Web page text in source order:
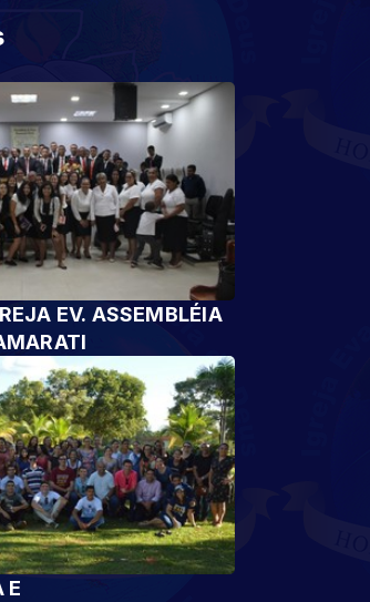
EV. ASSEMBLÉIA
E